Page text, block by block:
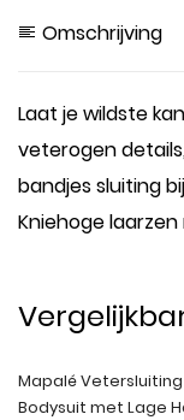
Omschrijving
Laat je wildste
veterogen
bandjes sluiting
Kniehoge
Mapalé Vetersluiting
Bodysuit met Lage